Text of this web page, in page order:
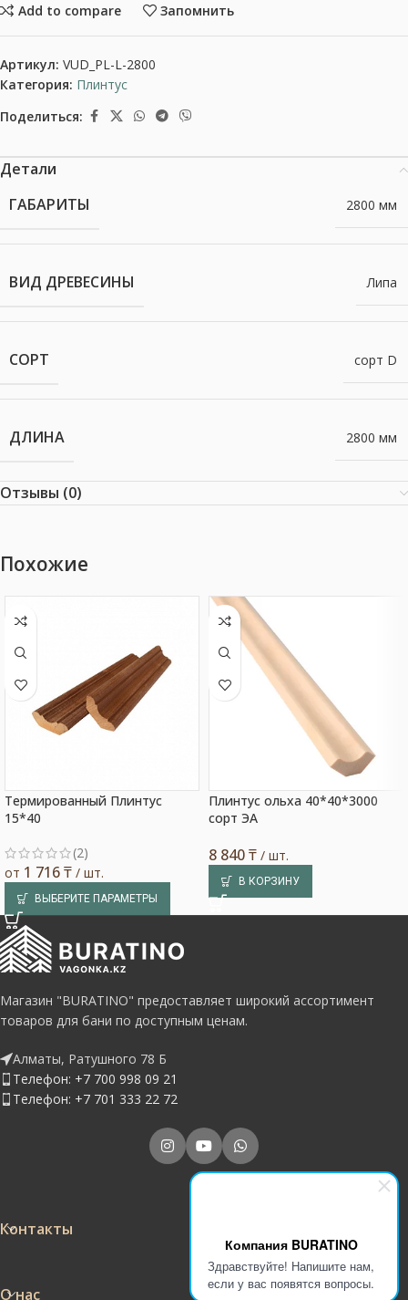
Компания BURATINO
Здравствуйте! Напишите нам,
если у вас появятся вопросы.
Add to compare Запомнить
Артикул: VUD_PL-L-2800
Категория: Плинтус
Поделиться:
Детали
ГАБАРИТЫ
2800 мм
ВИД ДРЕВЕСИНЫ Липа
СОРТ сорт D
ДЛИНА 2800 мм
Отзывы (0)
Похожие
Термированный Плинтус
15*40
(2)
от 1 716₸ / шт.
ВЫБЕРИТЕ ПАРАМЕТРЫ
Плинтус ольха 40*40*3000
сорт ЭА
8 840₸ / шт.
В КОРЗИНУ
Магазин "BURATINO" предоставляет широкий ассортимент
товаров для бани по доступным ценам.
Алматы, Ратушного 78 Б
Телефон: +7 700 998 09 21
Телефон: +7 701 333 22 72
Контакты
О нас